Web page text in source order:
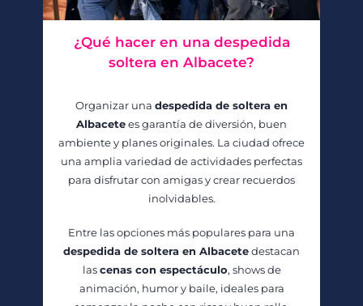
¿Qué hacer en una despedida
soltera en Albacete?
Organizar una despedida de soltera en
Albacetees garantía de diversión, buen
ambiente y planes originales. La ciudad ofrece
una amplia variedad de actividades perfectas
para disfrutar con amigas y crear recuerdos
inolvidables.
Entre las opciones más populares para una
despedida de soltera en Albacetedestacan
lascenas con espectáculo, shows de
animación, humor y baile, ideales para